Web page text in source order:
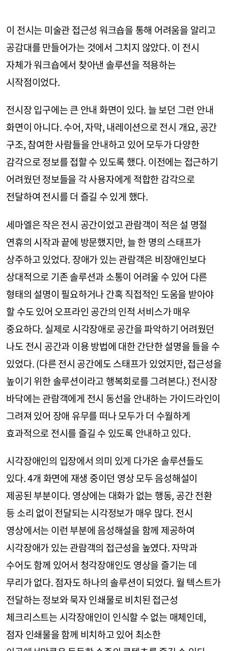
이 전시는 미술관 접근성 워크숍을 통해 어려움을 알리고
공감대를 만들어가는 것에서 그치지 않았다. 이 전시
자체가 워크숍에서 찾아낸 솔루션을 적용하는
시작점이었다.
전시장 입구에는 큰 안내 화면이 있다. 늘 보던 그런 안내
화면이 아니다. 수어, 자막, 내레이션으로 전시 개요, 공간
구조, 참여한 사람들을 안내하고 있어 모두가 다양한
감각으로 정보를 접할 수 있도록 했다. 이전에는 접근하기
어려웠던 정보들을 각 사용자에게 적합한 감각으로
전달하여 전시를 더 즐길 수 있게 했다.
세마엘은 작은 전시 공간이었고 관람객이 적은 설 명절
연휴의 시작과 끝에 방문했지만, 늘 한 명의 스태프가
상주하고 있었다. 장애가 있는 관람객은 비장애인보다
상대적으로 기존 솔루션과 소통이 어려울 수 있어 다른
형태의 설명이 필요하거나 간혹 직접적인 도움을 받아야
할 수도 있어 오프라인 공간의 인적 서비스가 매우
중요하다. 실제로 시각장애로 공간을 파악하기 어려웠던
나도 전시 공간과 이용 방법에 대한 간단한 설명을 들을 수
있었다. (다른 전시 공간에도 스태프가 있었지만, 접근성을
높이기 위한 솔루션이라고 행복회로를 그려본다.) 전시장
바닥에는 관람객에게 전시 동선을 안내하는 가이드라인이
그려져 있어 장애 유무를 떠나 모두가 더 수월하게
효과적으로 전시를 즐길 수 있도록 안내하고 있다.
시각장애인의 입장에서 의미 있게 다가온 솔루션들도
있다. 4개 화면에 재생 중이던 영상 모두 음성해설이
제공된 부분이다. 영상에는 대화가 없는 행동, 공간 전환
등 소리 없이 전달되는 시각정보가 매우 많다. 전시
영상에서는 이런 부분에 음성해설을 함께 제공하여
시각장애가 있는 관람객의 접근성을 높였다. 자막과
수어도 함께 있어서 청각장애인도 영상을 즐기는 데
무리가 없다. 점자도 하나의 솔루션이 되었다. 월 텍스트가
전달하는 정보와 묵자 인쇄물로 비치된 접근성
체크리스트는 시각장애인이 인식할 수 없는 매체인데,
점자 인쇄물을 함께 비치하고 있어 최소한